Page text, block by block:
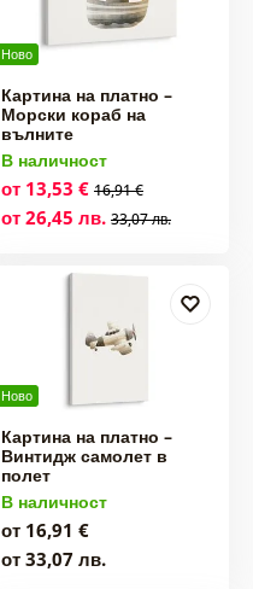
Ново
Картина на платно –
Морски кораб на
вълните
В наличност
от 13,53 € 16,91 €
от 26,45 лв. 33,07 лв.
Ново
Картина на платно –
Винтидж самолет в
полет
В наличност
от 16,91 €
от 33,07 лв.